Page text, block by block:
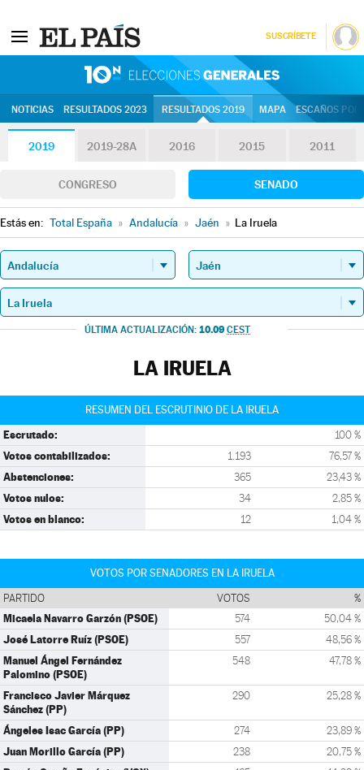
SUSCRÍBETE
NOTICIAS RESULTADOS 2023 RESULTADOS 2019 MAPA ESCAÑOS
2019 2019-28A 2016 2015 2011
CONGRESO SENADO
Estás en: Total España » Andalucía » Jaén » La Iruela
ÚLTIMA ACTUALIZACIÓN: 10.09 CEST
LA IRUELA
RESUMEN DEL ESCRUTINIO DE LA IRUELA
Escrutado: 100 %
Votos contabilizados: 1.193 76,57 %
Abstenciones: 365 23,43 %
Votos nulos: 34 2,85 %
Votos en blanco: 12 1,04 %
VOTOS POR SENADORES EN LA IRUELA
PARTIDO VOTOS %
Micaela Navarro Garzón (PSOE) 574 50,04 %
José Latorre Ruíz (PSOE) 557 48,56 %
Manuel Ángel Fernández
Palomino (PSOE)
548 47,78 %
Francisco Javier Márquez
Sánchez (PP)
290 25,28 %
Ángeles Isac García (PP) 274 23,89 %
Juan Morillo García (PP) 238 20,75 %